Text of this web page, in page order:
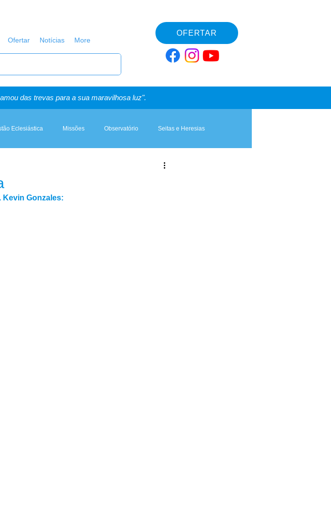
Ofertar Notícias More
OFERTAR
das trevas para a sua maravilhosa luz".
Eclesiástica Missões Observatório Seitas e Heresias
Kevin Gonzales: